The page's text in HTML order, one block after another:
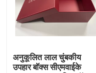
समाचार
उद्धरण मांगें
कागज उपहार बॉक्स
अनुकूलित लाल चुंबकीय
उपहार बॉक्स सीएमवाईके